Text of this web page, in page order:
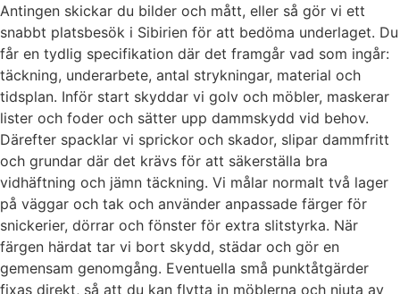
Antingen skickar du bilder och mått, eller så gör vi ett
snabbt platsbesök i Sibirien för att bedöma underlaget. Du
får en tydlig specifikation där det framgår vad som ingår:
täckning, underarbete, antal strykningar, material och
tidsplan. Inför start skyddar vi golv och möbler, maskerar
lister och foder och sätter upp dammskydd vid behov.
Därefter spacklar vi sprickor och skador, slipar dammfritt
och grundar där det krävs för att säkerställa bra
vidhäftning och jämn täckning. Vi målar normalt två lager
på väggar och tak och använder anpassade färger för
snickerier, dörrar och fönster för extra slitstyrka. När
färgen härdat tar vi bort skydd, städar och gör en
gemensam genomgång. Eventuella små punktåtgärder
fixas direkt, så att du kan flytta in möblerna och njuta av